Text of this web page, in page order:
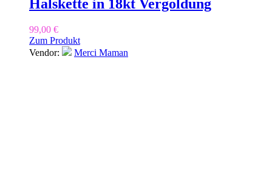
Halskette in 18kt Vergoldung
99,00 €
Zum Produkt
Vendor:
Merci Maman